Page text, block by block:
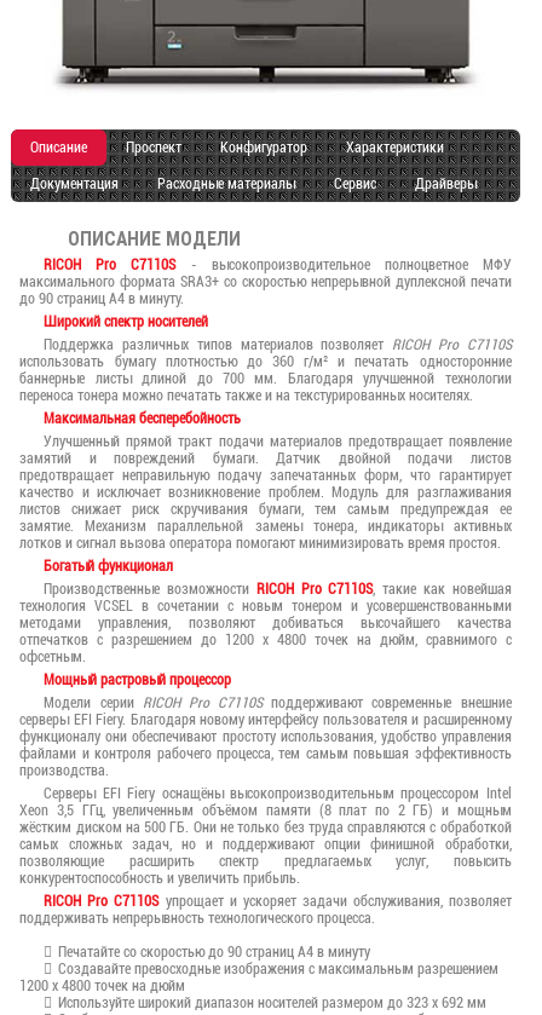
Описание Проспект Конфигуратор Характеристики
Документация Расходные материалы Сервис Драйверы
ОПИСАНИЕ МОДЕЛИ
RICOH Pro C7110S- высокопроизводительное полноцветное МФУ
максимального формата SRА3+ со скоростью непрерывной дуплексной печати
до 90 страниц А4 в минуту.
Широкий спектр носителей
Поддержка различных типов материалов позволяет RICOH Pro C7110S
использовать бумагу плотностью до 360 г/м² и печатать односторонние
баннерные листы длиной до 700 мм. Благодаря улучшенной технологии
переноса тонера можно печатать также и на текстурированных носителях.
Максимальная бесперебойность
Улучшенный прямой тракт подачи материалов предотвращает появление
замятий и повреждений бумаги. Датчик двойной подачи листов
предотвращает неправильную подачу запечатанных форм, что гарантирует
качество и исключает возникновение проблем. Модуль для разглаживания
листов снижает риск скручивания бумаги, тем самым предупреждая ее
замятие. Механизм параллельной замены тонера, индикаторы активных
лотков и сигнал вызова оператора помогают минимизировать время простоя.
Богатый функционал
Производственные возможности RICOH Pro C7110S, такие как новейшая
технология VCSEL в сочетании с новым тонером и усовершенствованными
методами управления, позволяют добиваться высочайшего качества
отпечатков с разрешением до 1200 x 4800 точек на дюйм, сравнимого с
офсетным.
Мощный растровый процессор
Модели серии RICOH Pro C7110Sподдерживают современные внешние
серверы EFI Fiery. Благодаря новому интерфейсу пользователя и расширенному
функционалу они обеспечивают простоту использования, удобство управления
файлами и контроля рабочего процесса, тем самым повышая эффективность
производства.
Серверы EFI Fiery оснащёны высокопроизводительным процессором Intel
Xeon 3,5 ГГц, увеличенным объёмом памяти (8 плат по 2 ГБ) и мощным
жёстким диском на 500 ГБ. Они не только без труда справляются с обработкой
самых сложных задач, но и поддерживают опции финишной обработки,
позволяющие расширить спектр предлагаемых услуг, повысить
конкурентоспособность и увеличить прибыль.
RICOH Pro C7110Sупрощает и ускоряет задачи обслуживания, позволяет
поддерживать непрерывность технологического процесса.
Печатайте со скоростью до 90 страниц A4 в минуту
Создавайте превосходные изображения с максимальным разрешением
1200 x 4800 точек на дюйм
Используйте широкий диапазон носителей размером до 323 x 692 мм